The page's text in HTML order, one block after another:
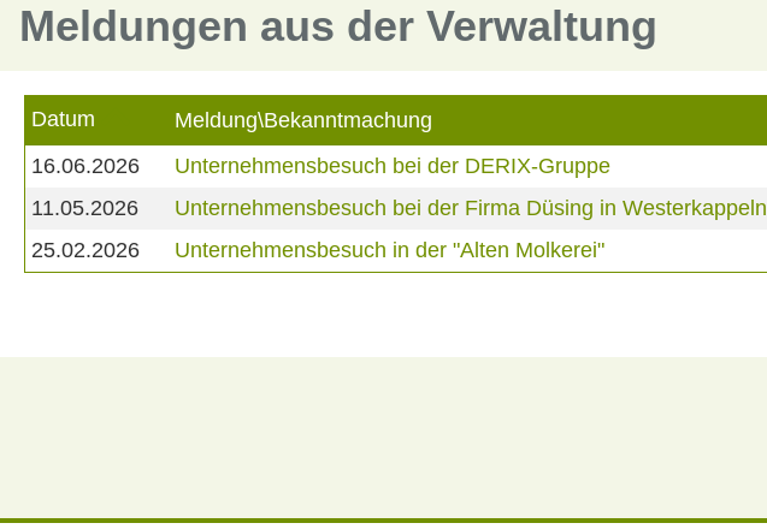
Meldungen aus der Verwaltung
Datum
Meldung\Bekanntmachung
16.06.2026
Unternehmensbesuch bei der DERIX-Gruppe
11.05.2026
Unternehmensbesuch bei der Firma Düsing in Westerkappeln
25.02.2026
Unternehmensbesuch in der "Alten Molkerei"